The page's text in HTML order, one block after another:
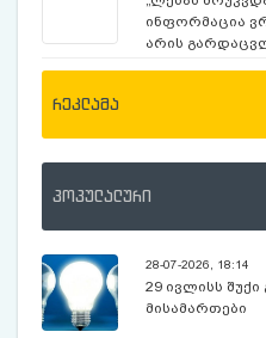
ინფორმაცია
არის
რეკლამა
პოპულალური
28-07-2026, 18:14
29 ივლისს შუქი
მისამართები